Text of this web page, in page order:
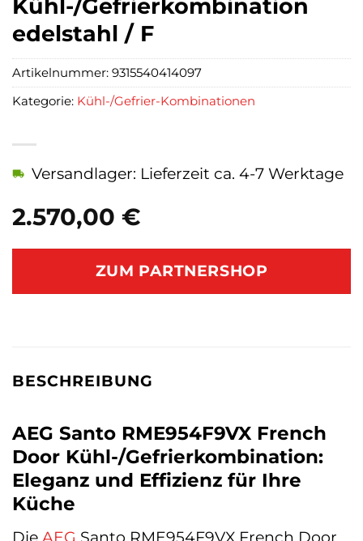
Kühl-/Gefrierkombination
edelstahl / F
2.570,00 €
Versandlager: Lieferzeit ca. 4-7 Werktage
ZUM PARTNERSHOP
Artikelnummer: 9315540414097
Kategorie: Kühl-/Gefrier-Kombinationen
BESCHREIBUNG
AEG Santo RME954F9VX French
Door Kühl-/Gefrierkombination:
Eleganz und Effizienz für Ihre
Küche
Die AEG Santo RME954F9VX French Door